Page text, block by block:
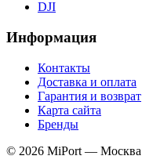
DJI
Информация
Контакты
Доставка и оплата
Гарантия и возврат
Карта сайта
Бренды
© 2026 MiPort — Москва